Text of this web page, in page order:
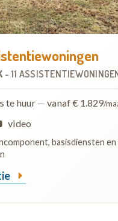
- 11
te huur — vanaf € 1.829/
video
basisdiensten en